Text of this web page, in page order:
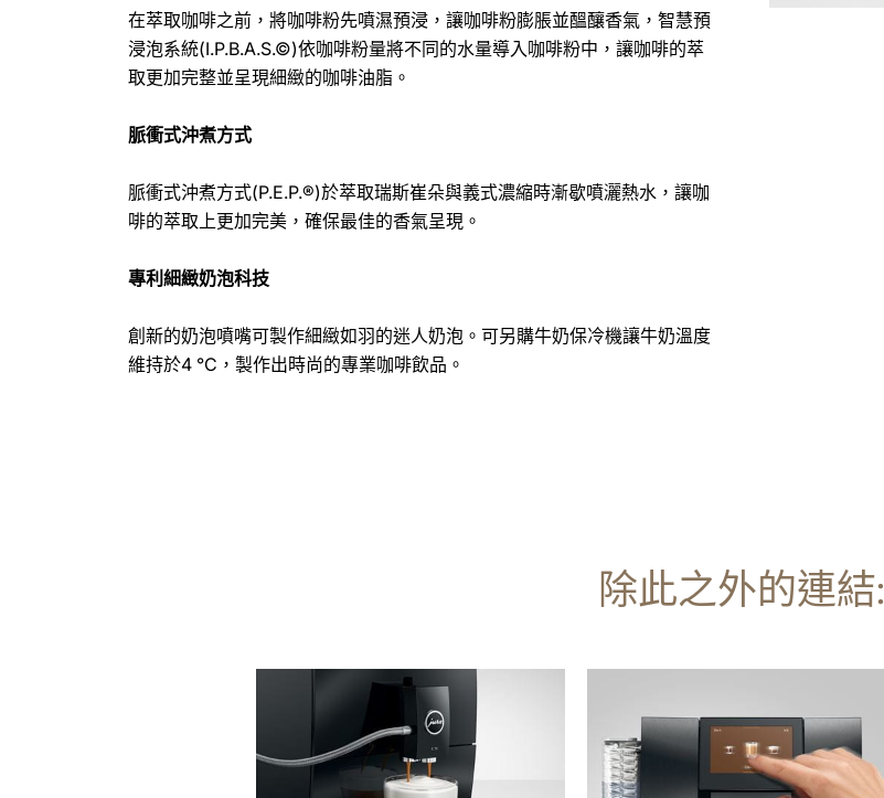
在萃取咖啡之前，將咖啡粉先噴濕預浸，讓咖啡粉膨脹並醞釀香氣，智慧預
浸泡系統(I.P.B.A.S.©)依咖啡粉量將不同的水量導入咖啡粉中，讓咖啡的萃
取更加完整並呈現細緻的咖啡油脂。
脈衝式沖煮方式
脈衝式沖煮方式(P.E.P.®)於萃取瑞斯崔朵與義式濃縮時漸歇噴灑熱水，讓咖
啡的萃取上更加完美，確保最佳的香氣呈現。
專利細緻奶泡科技
創新的奶泡噴嘴可製作細緻如羽的迷人奶泡。可另購牛奶保冷機讓牛奶溫度
維持於4 °C，製作出時尚的專業咖啡飲品。
除此之外的連結:
訊
資